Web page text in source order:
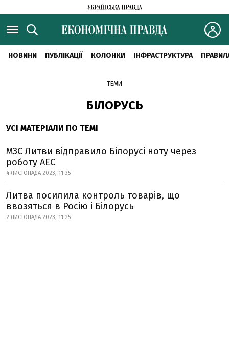
НОВИНИ ПУБЛІКАЦІЇ КОЛОНКИ ІНФРАСТРУКТУРА
ТЕМИ
БІЛОРУСЬ
УСІ МАТЕРІАЛИ ПО ТЕМІ
МЗС Литви відправило Білорусі ноту через
роботу АЕС
4 ЛИСТОПАДА 2023, 11:35
Литва посилила контроль товарів, що
ввозяться в Росію і Білорусь
2 ЛИСТОПАДА 2023, 11:25